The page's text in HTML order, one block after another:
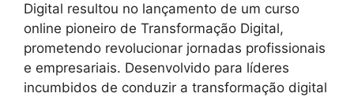
Digital resultou no lançamento de um curso
online pioneiro de Transformação Digital,
prometendo revolucionar jornadas profissionais
e empresariais. Desenvolvido para líderes
incumbidos de conduzir a transformação digital